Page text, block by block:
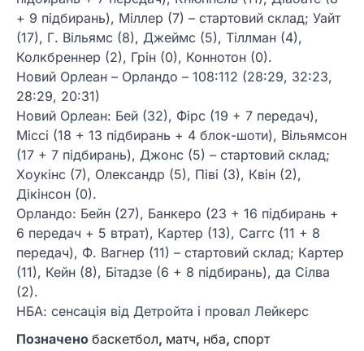
+ 9 підбирань), Міллер (7) – стартовий склад; Уайт
(17), Г. Вільямс (8), Джеймс (5), Тіллман (4),
Колкбреннер (2), Грін (0), Коннотон (0).
Новий Орлеан – Орландо – 108:112 (28:29, 32:23,
28:29, 20:31)
Новий Орлеан: Бей (32), Фірс (19 + 7 передач),
Міссі (18 + 13 підбирань + 4 блок-шоти), Вільямсон
(17 + 7 підбирань), Джонс (5) – стартовий склад;
Хоукінс (7), Олександр (5), Піві (3), Квін (2),
Дікінсон (0).
Орландо: Бейн (27), Банкеро (23 + 16 підбирань +
6 передач + 5 втрат), Картер (13), Саггс (11 + 8
передач), Ф. Вагнер (11) – стартовий склад; Картер
(11), Кейн (8), Бітадзе (6 + 8 підбирань), да Сілва
(2).
НБА: сенсація від Детройта і провал Лейкерс
Позначено баскетбол, матч, нба, спорт